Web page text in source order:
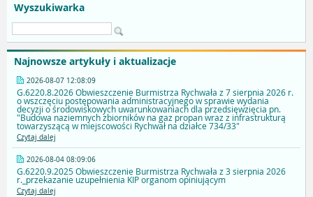
Wyszukiwarka
Najnowsze artykuły i aktualizacje
2026-08-07 12:08:09
G.6220.8.2026 Obwieszczenie Burmistrza Rychwała z 7 sierpnia 2026 r.
o wszczęciu postępowania administracyjnego w sprawie wydania
decyzji o środowiskowych uwarunkowaniach dla przedsięwzięcia pn.
"Budowa naziemnych zbiorników na gaz propan wraz z infrastrukturą
towarzyszącą w miejscowości Rychwał na działce 734/33"
Czytaj dalej
2026-08-04 08:09:06
G.6220.9.2025 Obwieszczenie Burmistrza Rychwała z 3 sierpnia 2026
r._przekazanie uzupełnienia KIP organom opiniującym
Czytaj dalej